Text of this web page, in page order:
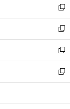
く
で
開
く
ド
ウ
で
開
く
ィ
ン
ド
ウ
で
開
く
い
ウ
ィ
ン
ド
ウ
で
開
新
し
い
ウ
ィ
ン
ド
ウ
開
新
し
い
ウ
ィ
ン
ウ
新
し
い
ウ
ン
新
し
ウ